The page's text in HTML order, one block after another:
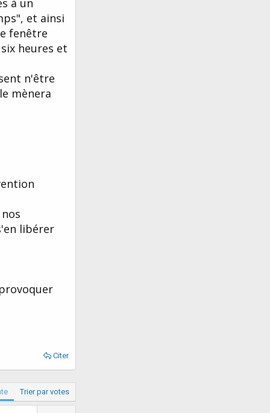
à un
et ainsi
fenêtre
heures et
n'être
mènera
libérer
Citer
Trier par votes